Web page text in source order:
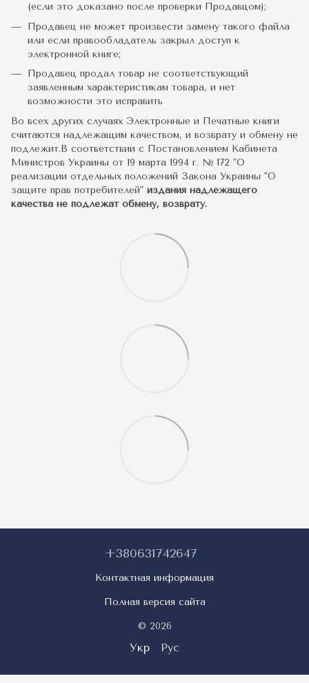
(если это доказано после проверки Продавцом);
Продавец не может произвести замену такого файла
или если правообладатель закрыл доступ к
электронной книге;
Продавец продал товар не соответствующий
заявленным характеристикам товара, и нет
возможности это исправить
Во всех других случаях Электронные и Печатные книги
считаются надлежащим качеством, и возврату и обмену не
подлежит.В соответствии с Постановлением Кабинета
Министров Украины от 19 марта 1994 г. № 172 "О
реализации отдельных положений Закона Украины "О
защите прав потребителей" издания надлежащего
качества не подлежат обмену, возврату.
+380631742647
Контактная информация
Полная версия сайта
© 2026
Укр Рус